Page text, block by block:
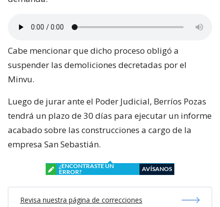
Cabe mencionar que dicho proceso obligó a
suspender las demoliciones decretadas por el
Minvu.
Luego de jurar ante el Poder Judicial, Berríos Pozas
tendrá un plazo de 30 días para ejecutar un informe
acabado sobre las construcciones a cargo de la
empresa San Sebastián.
¿ENCONTRASTE UN
ERROR?
AVÍSANOS
Revisa nuestra página de correcciones